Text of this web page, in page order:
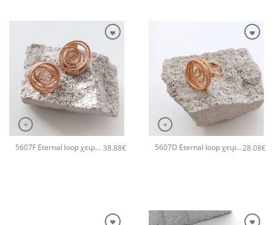
+
5607F Eternal loop χειροποίητα σκουλαρίκια Catherine bijoux Ροζ χρυσό 38.88€
+
5607D Eternal loop χειροποίητο δαχτυλιδι Catherine bijoux Ροζ χρυσό28.08€